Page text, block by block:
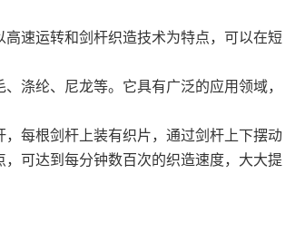
速运转和剑杆织造技术为特点，可以在短
涤纶、尼龙等。它具有广泛的应用领域，
每根剑杆上装有织片，通过剑杆上下摆动
可达到每分钟数百次的织造速度，大大提